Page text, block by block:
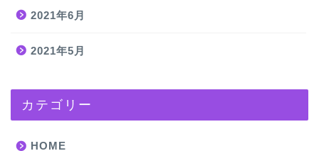
2021年6月
2021年5月
カテゴリー
HOME